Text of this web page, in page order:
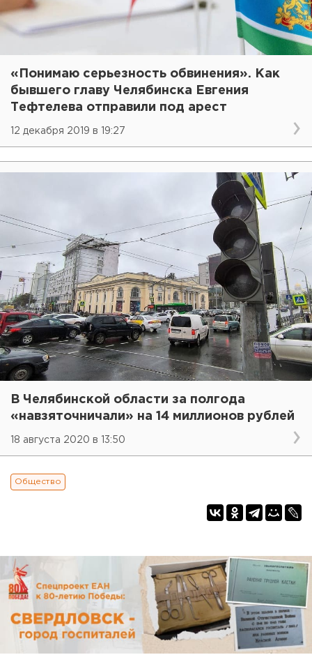
«Понимаю серьезность обвинения». Как
бывшего главу Челябинска Евгения
Тефтелева отправили под арест
12 декабря 2019 в 19:27
В Челябинской области за полгода
«навзяточничали» на 14 миллионов рублей
18 августа 2020 в 13:50
Общество